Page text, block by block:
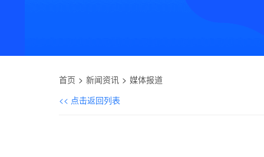
首页 新闻资讯
媒体报道
<< 点击返回列表